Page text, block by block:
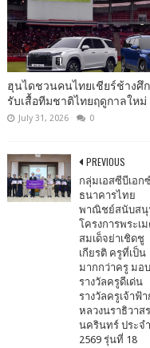
ฮุนไดชวนคนไทยเชียร์ช้างศึ
รับเสื้อทีมชาติไทยฤดูกาลใหม่
July 31, 2026 0
PREVIOUS
กลุ่มเอสซีบีเอก
ธนาคารไทย
พาณิชย์สนับส
โครงการพระเ
สมเด็จย่าเชิดชู
เกียรติ ครูที่เป็น
มากกว่าครู มอบ
รางวัลครูดีเด่น
รางวัลครูเจ้าฟ้
หลวงนราธิวาส
นครินทร์ ประจ
2569 รุ่นที่ 18